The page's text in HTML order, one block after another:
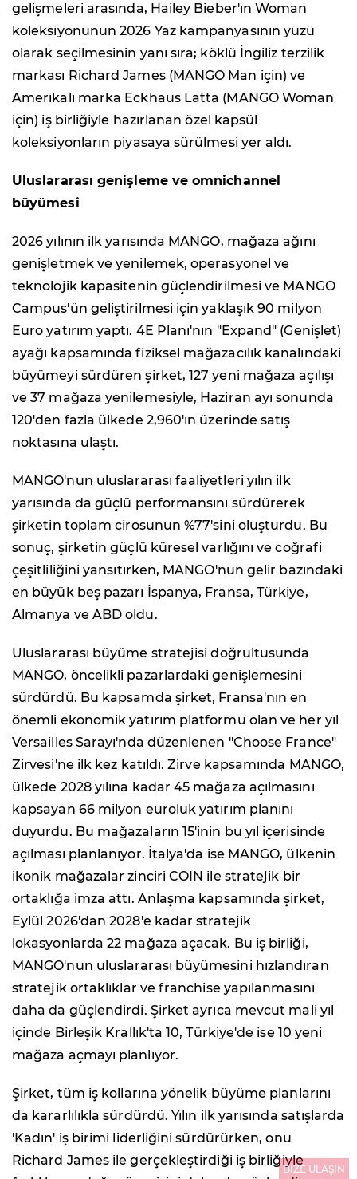
gelişmeleri arasında, Hailey Bieber'ın Woman
koleksiyonunun 2026 Yaz kampanyasının yüzü
olarak seçilmesinin yanı sıra; köklü İngiliz terzilik
markası Richard James (MANGO Man için) ve
Amerikalı marka Eckhaus Latta (MANGO Woman
için) iş birliğiyle hazırlanan özel kapsül
koleksiyonların piyasaya sürülmesi yer aldı.
Uluslararası genişleme ve omnichannel
büyümesi
2026 yılının ilk yarısında MANGO, mağaza ağını
genişletmek ve yenilemek, operasyonel ve
teknolojik kapasitenin güçlendirilmesi ve MANGO
Campus'ün geliştirilmesi için yaklaşık 90 milyon
Euro yatırım yaptı. 4E Planı'nın "Expand" (Genişlet)
ayağı kapsamında fiziksel mağazacılık kanalındaki
büyümeyi sürdüren şirket, 127 yeni mağaza açılışı
ve 37 mağaza yenilemesiyle, Haziran ayı sonunda
120'den fazla ülkede 2,960'ın üzerinde satış
noktasına ulaştı.
MANGO'nun uluslararası faaliyetleri yılın ilk
yarısında da güçlü performansını sürdürerek
şirketin toplam cirosunun %77'sini oluşturdu. Bu
sonuç, şirketin güçlü küresel varlığını ve coğrafi
çeşitliliğini yansıtırken, MANGO'nun gelir bazındaki
en büyük beş pazarı İspanya, Fransa, Türkiye,
Almanya ve ABD oldu.
Uluslararası büyüme stratejisi doğrultusunda
MANGO, öncelikli pazarlardaki genişlemesini
sürdürdü. Bu kapsamda şirket, Fransa'nın en
önemli ekonomik yatırım platformu olan ve her yıl
Versailles Sarayı'nda düzenlenen "Choose France"
Zirvesi'ne ilk kez katıldı. Zirve kapsamında MANGO,
ülkede 2028 yılına kadar 45 mağaza açılmasını
kapsayan 66 milyon euroluk yatırım planını
duyurdu. Bu mağazaların 15'inin bu yıl içerisinde
açılması planlanıyor. İtalya'da ise MANGO, ülkenin
ikonik mağazalar zinciri COIN ile stratejik bir
ortaklığa imza attı. Anlaşma kapsamında şirket,
Eylül 2026'dan 2028'e kadar stratejik
lokasyonlarda 22 mağaza açacak. Bu iş birliği,
MANGO'nun uluslararası büyümesini hızlandıran
stratejik ortaklıklar ve franchise yapılanmasını
daha da güçlendirdi. Şirket ayrıca mevcut mali yıl
içinde Birleşik Krallık'ta 10, Türkiye'de ise 10 yeni
mağaza açmayı planlıyor.
Şirket, tüm iş kollarına yönelik büyüme planlarını
da kararlılıkla sürdürdü. Yılın ilk yarısında satışlarda
'Kadın' iş birimi liderliğini sürdürürken, onu
Richard James ile gerçekleştirdiği iş birliğiyle
BİZE ULAŞIN